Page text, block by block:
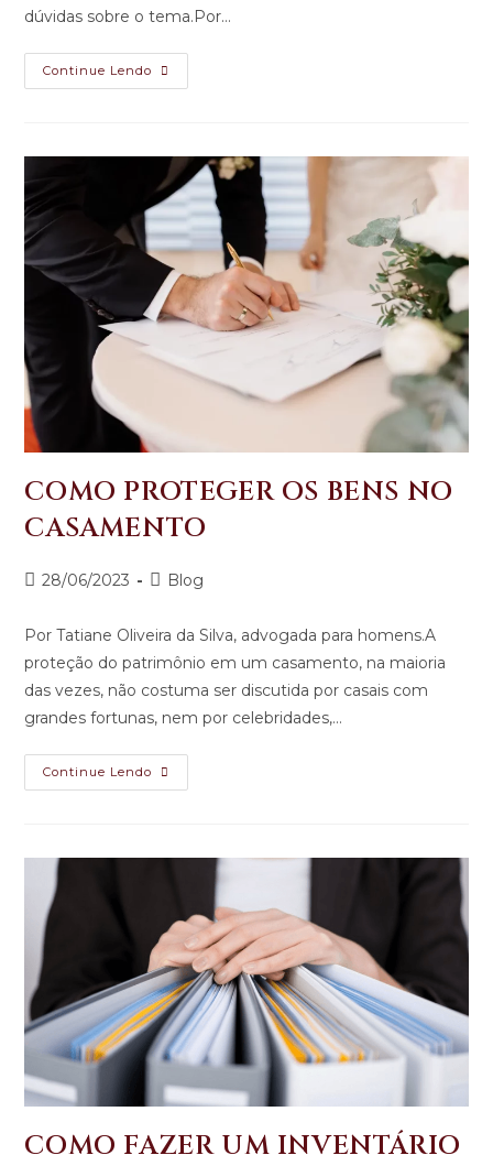
dúvidas sobre o tema.Por…
Continue Lendo
COMO PROTEGER OS BENS NO
CASAMENTO
28/06/2023 Blog
Por Tatiane Oliveira da Silva, advogada para homens.A
proteção do patrimônio em um casamento, na maioria
das vezes, não costuma ser discutida por casais com
grandes fortunas, nem por celebridades,…
Continue Lendo
COMO FAZER UM INVENTÁRIO